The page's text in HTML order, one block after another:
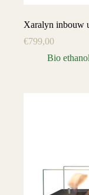
Xaralyn inbouw
€799,00
Bio